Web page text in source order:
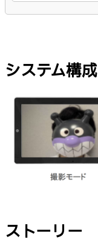
システム構成
ストーリー